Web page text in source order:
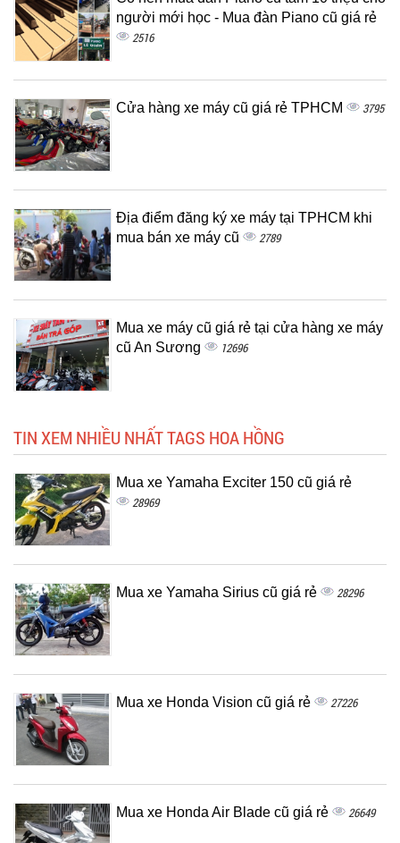
người mới học - Mua đàn Piano cũ giá rẻ
2516
Cửa hàng xe máy cũ giá rẻ TPHCM 3795
Địa điểm đăng ký xe máy tại TPHCM khi
mua bán xe máy cũ
2789
Mua xe máy cũ giá rẻ tại cửa hàng xe máy
cũ An Sương
12696
TIN XEM NHIỀU NHẤT TAGS HOA HỒNG
Mua xe Yamaha Exciter 150 cũ giá rẻ
28969
Mua xe Yamaha Sirius cũ giá rẻ 28296
Mua xe Honda Vision cũ giá rẻ 27226
Mua xe Honda Air Blade cũ giá rẻ 26649